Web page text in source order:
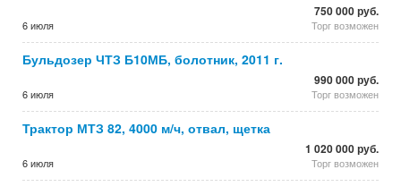
6 июля
750 000 руб.
Торг возможен
Бульдозер ЧТЗ Б10МБ, болотник, 2011 г.
6 июля
990 000 руб.
Торг возможен
Трактор МТЗ 82, 4000 м/ч, отвал, щетка
6 июля
1 020 000 руб.
Торг возможен